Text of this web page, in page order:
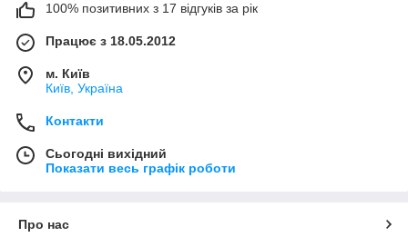
100% позитивних з 17 відгуків за рік
Працює з 18.05.2012
м. Київ
Київ, Україна
Контакти
Сьогодні вихідний
Показати весь графік роботи
Про нас